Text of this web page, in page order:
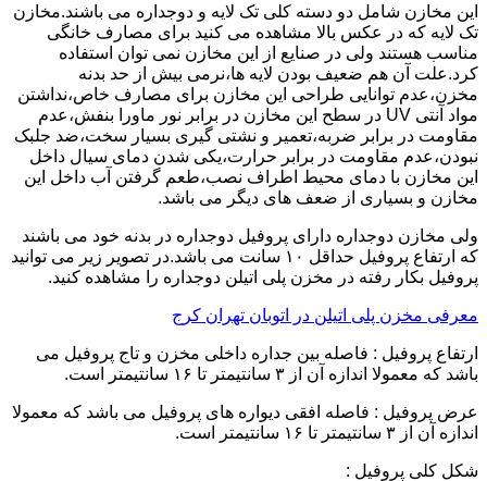
این مخازن شامل دو دسته کلی تک لایه و دوجداره می باشند.مخازن
تک لایه که در عکس بالا مشاهده می کنید برای مصارف خانگی
مناسب هستند ولی در صنایع از این مخازن نمی توان استفاده
کرد.علت آن هم ضعیف بودن لایه ها،نرمی بیش از حد بدنه
مخزن،عدم توانایی طراحی این مخازن برای مصارف خاص،نداشتن
مواد آنتی UV در سطح این مخازن در برابر نور ماورا بنفش،عدم
مقاومت در برابر ضربه،تعمیر و نشتی گیری بسیار سخت،ضد جلبک
نبودن،عدم مقاومت در برابر حرارت،یکی شدن دمای سیال داخل
این مخازن با دمای محیط اطراف نصب،طعم گرفتن آب داخل این
مخازن و بسیاری از ضعف های دیگر می باشد.
ولی مخازن دوجداره دارای پروفیل دوجداره در بدنه خود می باشند
که ارتفاع پروفیل حداقل ۱۰ سانت می باشد.در تصویر زیر می توانید
پروفیل بکار رفته در مخزن پلی اتیلن دوجداره را مشاهده کنید.
معرفی مخزن پلی اتیلن در اتوبان تهران کرج
ارتفاع پروفیل : فاصله بین جداره داخلی مخزن و تاج پروفیل می
باشد که معمولا اندازه آن از ۳ سانتیمتر تا ۱۶ سانتیمتر است.
عرض پروفیل : فاصله افقی دیواره های پروفیل می باشد که معمولا
اندازه آن از ۳ سانتیمتر تا ۱۶ سانتیمتر است.
شکل کلی پروفیل :